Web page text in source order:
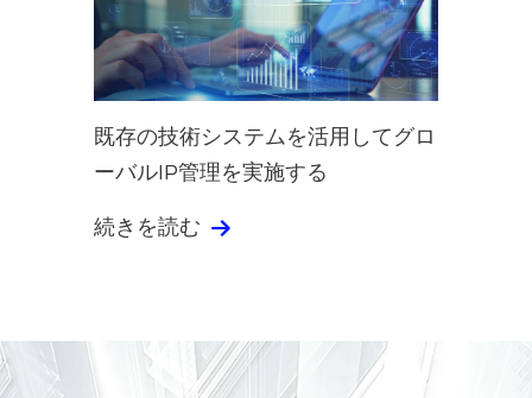
既存の技術システムを活用してグロ
ーバルIP管理を実施する
続きを読む